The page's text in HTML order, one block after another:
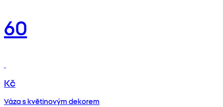
60
Kč
Váza s květinovým dekorem